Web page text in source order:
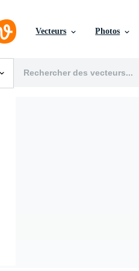
Vecteurs Photos